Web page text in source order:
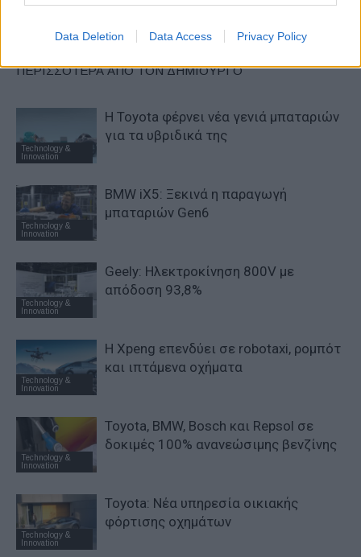
Data Deletion Data Access Privacy Policy
ΠΑΡΟΜΟΙΑ ΑΡΘΡΑ
ΠΕΡΙΣΣΟΤΕΡΑ ΑΠΟ ΤΟΝ ΔΗΜΙΟΥΡΓΟ
Technology &
Innovation
Η Toyota φέρνει νέα γενιά μπαταριών
για τα υβριδικά της
Technology &
Innovation
BMW iX5: Ξεκινά η παραγωγή
μπαταριών Gen6
Technology &
Innovation
Geely: Ηλεκτροκίνηση 800V με
απόδοση 93,8%
Technology &
Innovation
Η Xpeng επενδύει σε robotaxi, ρομπότ
και ιπτάμενα οχήματα
Technology &
Innovation
Toyota, BMW, Bosch και Repsol σε
δοκιμές 100% ανανεώσιμης βενζίνης
Technology &
Innovation
Toyota: Νέα υπηρεσία οικιακής
φόρτισης οχημάτων